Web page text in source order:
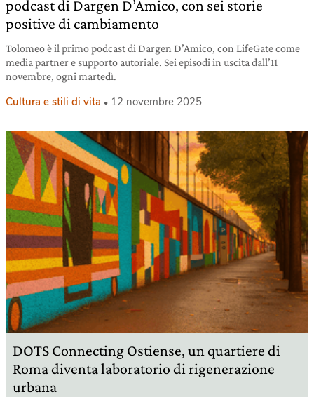
podcast di Dargen D’Amico, con sei storie
positive di cambiamento
Tolomeo è il primo podcast di Dargen D’Amico, con LifeGate come
media partner e supporto autoriale. Sei episodi in uscita dall’11
novembre, ogni martedì.
Cultura e stili di vita 12 novembre 2025
DOTS Connecting Ostiense, un quartiere di
Roma diventa laboratorio di rigenerazione
urbana